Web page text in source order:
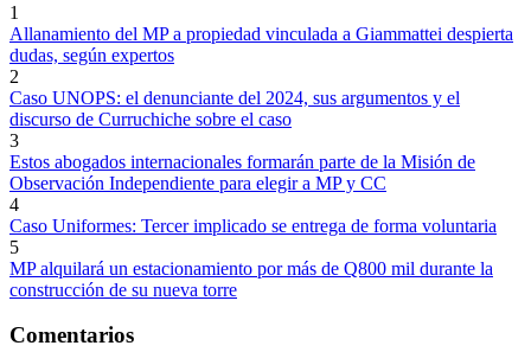
1
Allanamiento del MP a propiedad vinculada a Giammattei despierta
dudas, según expertos
2
Caso UNOPS: el denunciante del 2024, sus argumentos y el
discurso de Curruchiche sobre el caso
3
Estos abogados internacionales formarán parte de la Misión de
Observación Independiente para elegir a MP y CC
4
Caso Uniformes: Tercer implicado se entrega de forma voluntaria
5
MP alquilará un estacionamiento por más de Q800 mil durante la
construcción de su nueva torre
Comentarios